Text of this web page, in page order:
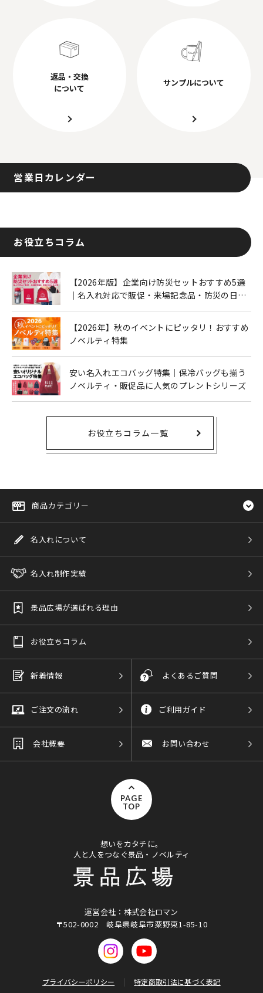
返品・交換
について
サンプルについて
営業日カレンダー
お役立ちコラム
【2026年版】企業向け防災セットおすすめ5選
｜名入れ対応で販促・来場記念品・防災の日に
【2026年】秋のイベントにピッタリ！おすすめ
ノベルティ特集
安い名入れエコバッグ特集｜保冷バッグも揃う
ノベルティ・販促品に人気のプレントシリーズ
お役立ちコラム一覧
商品カテゴリー
名入れについて
名入れ制作実績
景品広場が選ばれる理由
お役立ちコラム
新着情報 よくあるご質問
ご注文の流れ ご利用ガイド
会社概要 お問い合わせ
PAGE
TOP
想いをカタチに。
人と人をつなぐ景品・ノベルティ
運営会社：株式会社ロマン
〒502-0002岐阜県岐阜市粟野東1-85-10
プライバシーポリシー 特定商取引法に基づく表記